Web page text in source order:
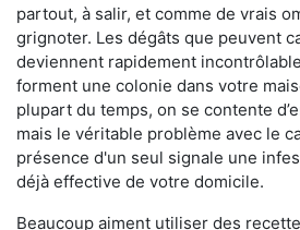
partout, à salir, et comme de vrais
grignoter. Les dégâts que peuvent
deviennent rapidement
forment une colonie dans votre
plupart du temps, on se contente
mais le véritable problème avec le
présence d'un seul signale une
déjà effective de votre domicile.
Beaucoup aiment utiliser des